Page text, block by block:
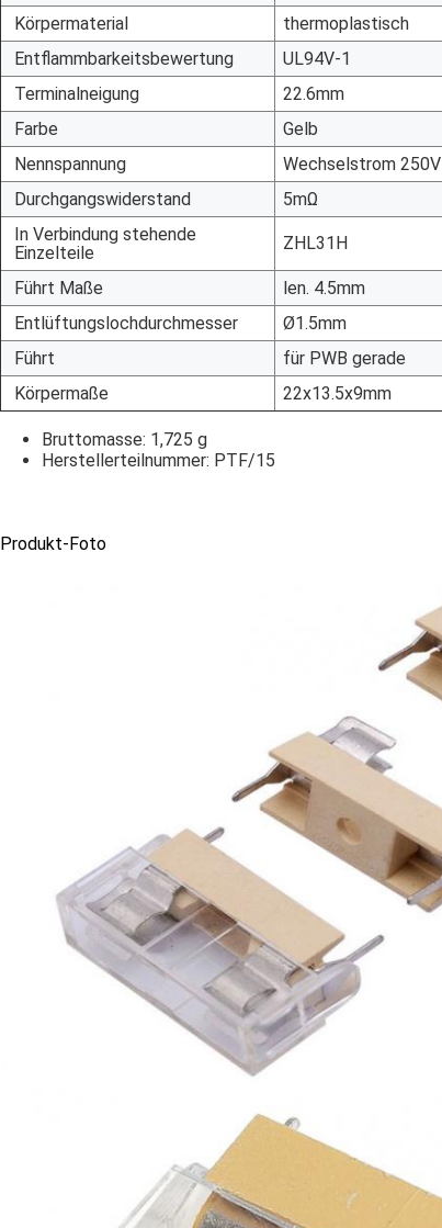
Körpermaterial
thermoplastisch
Entflammbarkeitsbewertung
UL94V-1
Terminalneigung
22.6mm
Farbe
Gelb
Nennspannung
Wechselstrom 250V
Durchgangswiderstand
5mΩ
In Verbindung stehende
Einzelteile
ZHL31H
Führt Maße
len. 4.5mm
Entlüftungslochdurchmesser
Ø1.5mm
Führt
für PWB gerade
Körpermaße
22x13.5x9mm
Bruttomasse: 1,725 g
Herstellerteilnummer: PTF/15
Produkt-Foto